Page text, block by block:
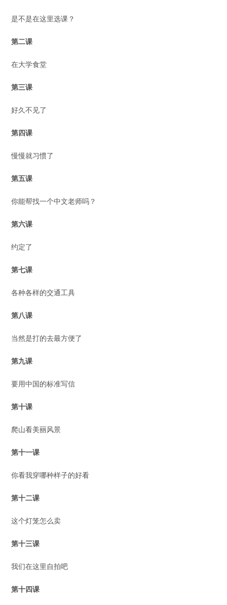
是不是在这里选课？
第二课
在大学食堂
第三课
好久不见了
第四课
慢慢就习惯了
第五课
你能帮找一个中文老师吗？
第六课
约定了
第七课
各种各样的交通工具
第八课
当然是打的去最方便了
第九课
要用中国的标准写信
第十课
爬山看美丽风景
第十一课
你看我穿哪种样子的好看
第十二课
这个灯笼怎么卖
第十三课
我们在这里自拍吧
第十四课